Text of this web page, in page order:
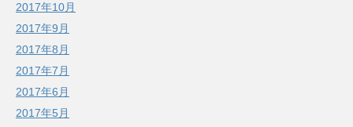
2017年10月
2017年9月
2017年8月
2017年7月
2017年6月
2017年5月